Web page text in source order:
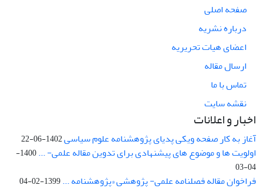
صفحه اصلی
درباره نشریه
اعضای هیات تحریریه
ارسال مقاله
تماس با ما
نقشه سایت
اخبار و اعلانات
آغاز به کار صفحه ویکی پدیای پژوهشنامه علوم سیاسی1402-06-22
اولویت ها و موضوع های پیشنهادی برای تدوین مقاله علمی- ...
1400-
04-03
فراخوان مقاله فصلنامه علمی- پژوهشی «پژوهشنامه ...1399-02-04